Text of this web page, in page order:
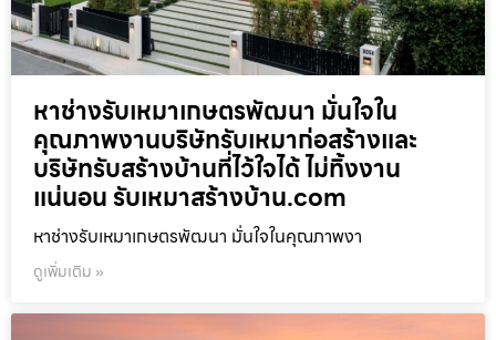
หาช่างรับเหมาเกษตรพัฒนา มั่นใจใน
คุณภาพงานบริษัทรับเหมาก่อสร้างและ
บริษัทรับสร้างบ้านที่ไว้ใจได้ ไม่ทิ้งงาน
แน่นอน รับเหมาสร้างบ้าน.com
หาช่างรับเหมาเกษตรพัฒนา มั่นใจในคุณภาพงา
ดูเพิ่มเติม »